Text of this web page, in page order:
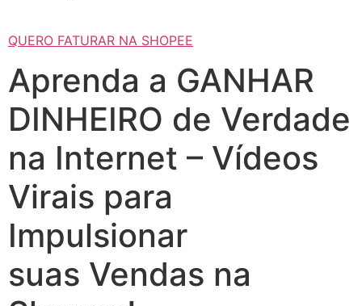
QUERO FATURAR NA SHOPEE
Aprenda a GANHAR
DINHEIRO de Verdade
na Internet – Vídeos
Virais para
Impulsionar
suas Vendas na